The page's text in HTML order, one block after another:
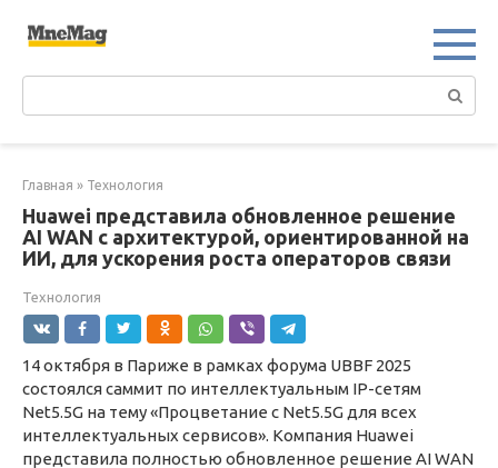
Главная » Технология
Huawei представила обновленное решение
AI WAN с архитектурой, ориентированной на
ИИ, для ускорения роста операторов связи
Технология
14 октября в Париже в рамках форума UBBF 2025
состоялся саммит по интеллектуальным IP-сетям
Net5.5G на тему «Процветание с Net5.5G для всех
интеллектуальных сервисов». Компания Huawei
представила полностью обновленное решение AI WAN